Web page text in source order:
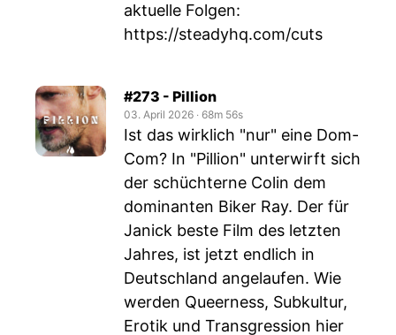
aktuelle Folgen:
https://steadyhq.com/cuts
#273 - Pillion
03. April 2026 ‧ 68m 56s
Ist das wirklich "nur" eine Dom-
Com? In "Pillion" unterwirft sich
der schüchterne Colin dem
dominanten Biker Ray. Der für
Janick beste Film des letzten
Jahres, ist jetzt endlich in
Deutschland angelaufen. Wie
werden Queerness, Subkultur,
Erotik und Transgression hier